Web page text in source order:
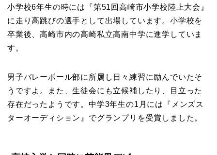
小学校6年生の時には『第51回高崎市小学校陸上大会』
に走り高跳びの選手として出場しています。小学校を
卒業後、高崎市内の高崎私立高南中学に進学していま
す。
男子バレーボール部に所属し日々練習に励んでいたそ
うですよ。また、生徒会にも立候補したり、目立った
存在だったようです。中学3年生の1月には『メンズス
ターオーディション』でグランプリを受賞しました。